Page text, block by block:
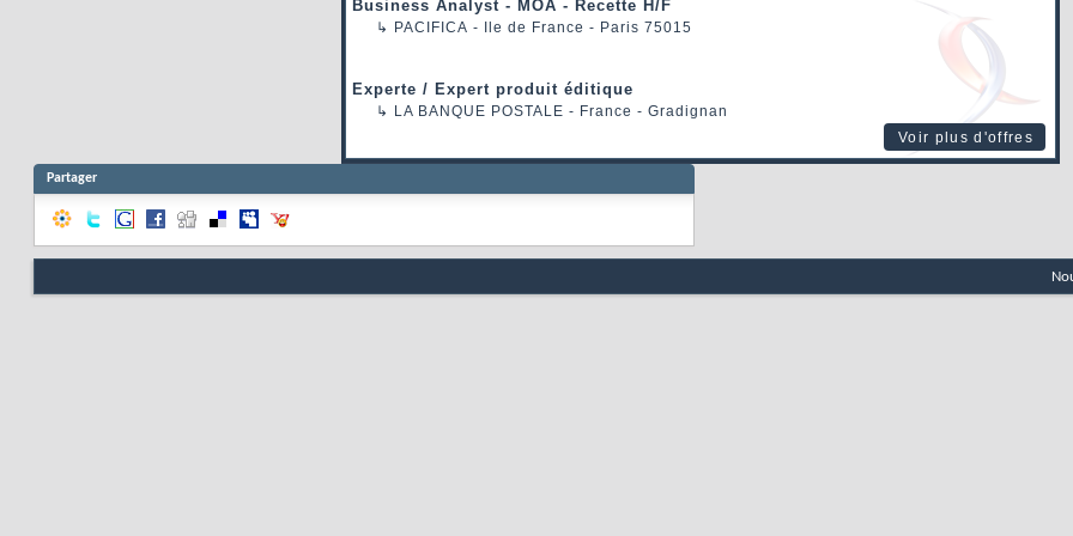
Business Analyst - MOA - Recette H/F
↳ PACIFICA - Ile de France - Paris 75015
Experte / Expert produit éditique
↳ LA BANQUE POSTALE - France - Gradignan
Voir plus d'offres
Partager